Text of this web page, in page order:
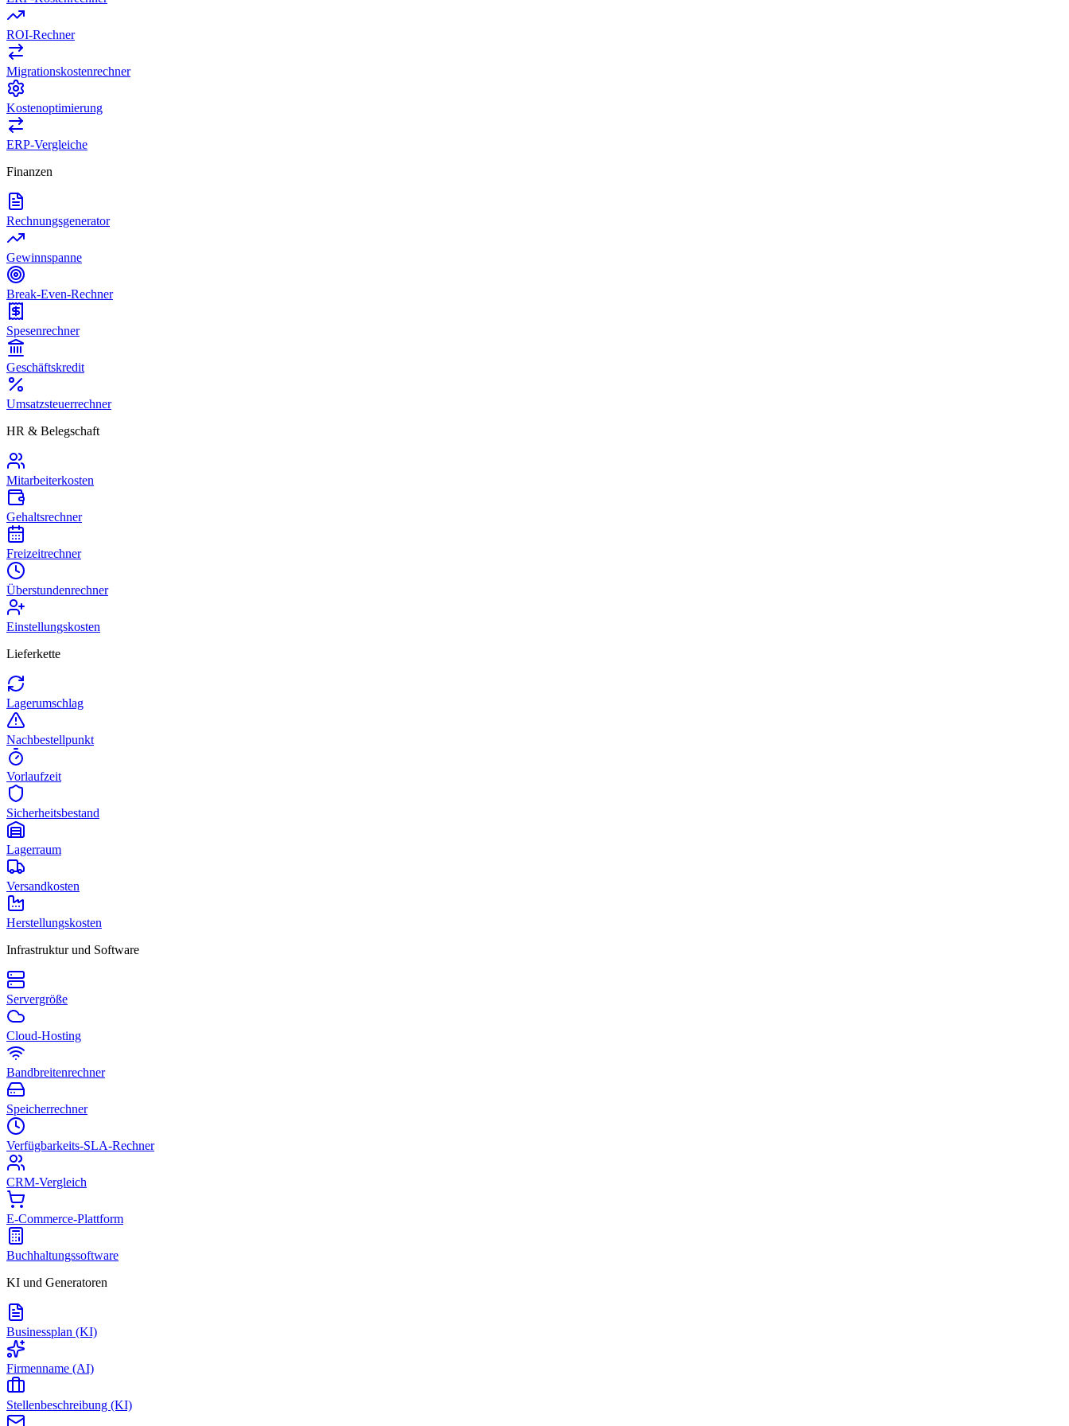
ROI-Rechner
Migrationskostenrechner
Kostenoptimierung
ERP-Vergleiche
Finanzen
Rechnungsgenerator
Gewinnspanne
Break-Even-Rechner
Spesenrechner
Geschäftskredit
Umsatzsteuerrechner
HR & Belegschaft
Mitarbeiterkosten
Gehaltsrechner
Freizeitrechner
Überstundenrechner
Einstellungskosten
Lieferkette
Lagerumschlag
Nachbestellpunkt
Vorlaufzeit
Sicherheitsbestand
Lagerraum
Versandkosten
Herstellungskosten
Infrastruktur und Software
Servergröße
Cloud-Hosting
Bandbreitenrechner
Speicherrechner
Verfügbarkeits-SLA-Rechner
CRM-Vergleich
E-Commerce-Plattform
Buchhaltungssoftware
KI und Generatoren
Businessplan (KI)
Firmenname (AI)
Stellenbeschreibung (KI)